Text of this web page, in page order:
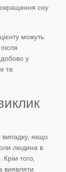
сну
можуть
у
та
випадку, якщо
людина в
того,
виявляти